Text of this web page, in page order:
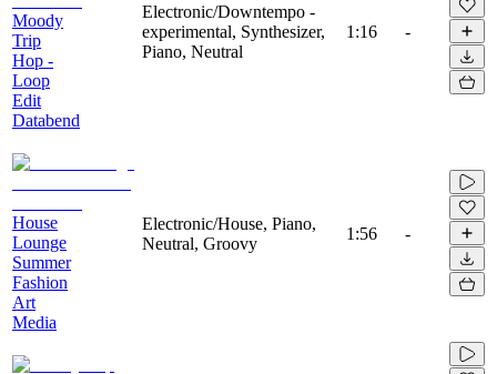
Moody
Trip
Hop -
Loop
Edit
Databend
Electronic/Downtempo -
experimental, Synthesizer,
Piano, Neutral
1:16 -
House
Lounge
Summer
Fashion
Art
Media
Electronic/House, Piano,
Neutral, Groovy
1:56 -